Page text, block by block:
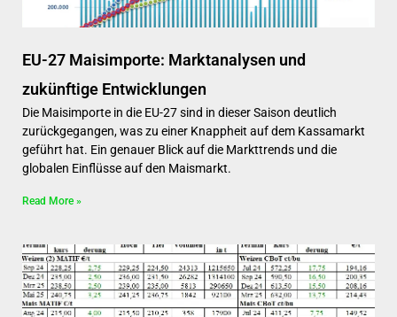
EU-27 Maisimporte: Marktanalysen und
zukünftige Entwicklungen
Die Maisimporte in die EU-27 sind in dieser Saison deutlich
zurückgegangen, was zu einer Knappheit auf dem Kassamarkt
geführt hat. Ein genauer Blick auf die Markttrends und die
globalen Einflüsse auf den Maismarkt.
Read More »